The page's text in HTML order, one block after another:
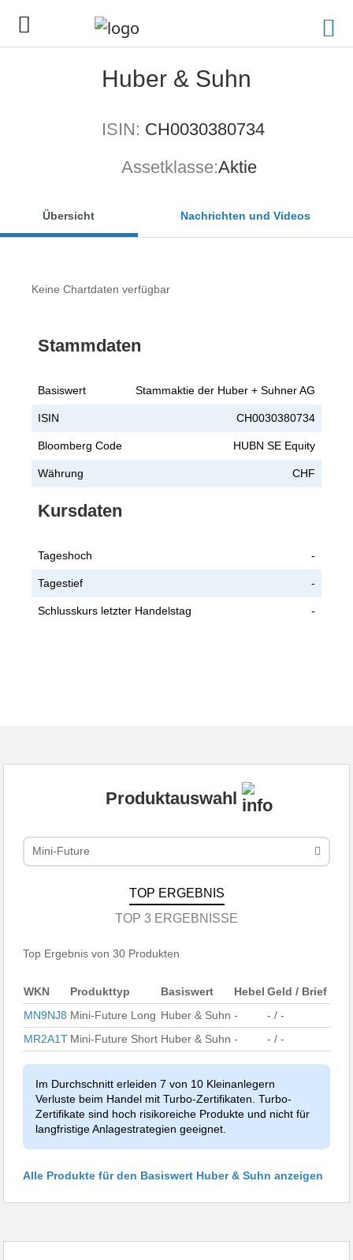
Huber & Suhn
ISIN: CH0030380734
Assetklasse:Aktie
Übersicht Nachrichten und Videos
Keine Chartdaten verfügbar
Stammdaten
Basiswert Stammaktie der Huber + Suhner AG
ISIN CH0030380734
Bloomberg Code HUBN SE Equity
Währung CHF
Kursdaten
Tageshoch -
Tagestief -
Schlusskurs letzter Handelstag -
Produktauswahl
Mini-Future
TOP ERGEBNIS
TOP 3 ERGEBNISSE
Top Ergebnis von 30 Produkten
WKN Produkttyp Basiswert Hebel Geld / Brief
MN9NJ8 Mini-Future Long Huber & Suhn -
- / -
MR2A1T Mini-Future Short Huber & Suhn - - / -
Im Durchschnitt erleiden 7 von 10 Kleinanlegern
Verluste beim Handel mit Turbo-Zertifikaten. Turbo-
Zertifikate sind hoch risikoreiche Produkte und nicht für
langfristige Anlagestrategien geeignet.
Alle Produkte für den Basiswert Huber & Suhn anzeigen